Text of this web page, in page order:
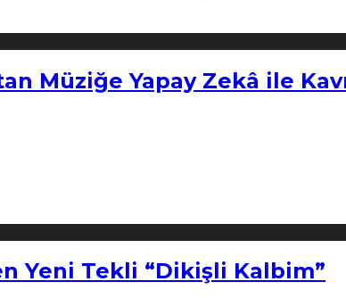
Müziğe Yapay Zekâ ile
Yeni Tekli “Dikişli Kalbim”